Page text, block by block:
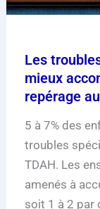
Les
mieux
repérage
5 à 7% des
troubles
TDAH. Les
amenés à
soit 1 à 2 par